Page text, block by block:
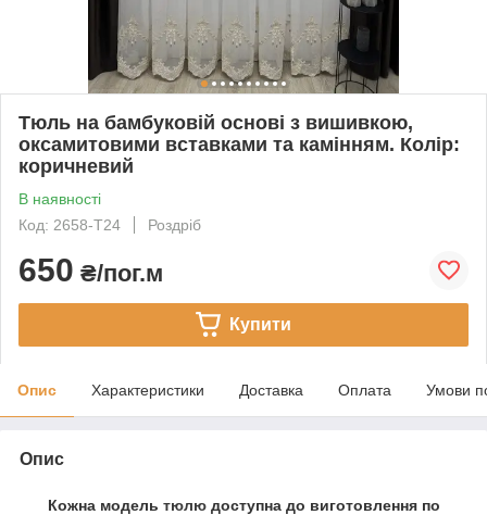
Тюль на бамбуковій основі з вишивкою,
оксамитовими вставками та камінням. Колір:
коричневий
В наявності
Код: 2658-Т24
Роздріб
650 ₴/пог.м
Купити
Опис Характеристики Доставка Оплата Умови
Опис
Кожна модель тюлюдоступна до виготовлення по